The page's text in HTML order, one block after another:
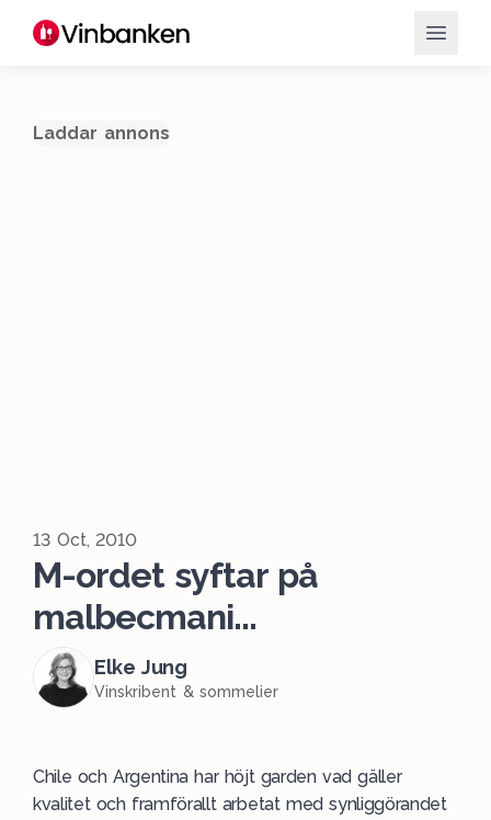
Laddar annons
13 Oct, 2010
M-ordet syftar på
malbecmani...
Elke Jung
Vinskribent & sommelier
Chile och Argentina har höjt garden vad gäller
kvalitet och framförallt arbetat med synliggörandet